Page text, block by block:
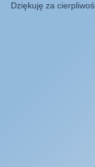
Dziękuję za